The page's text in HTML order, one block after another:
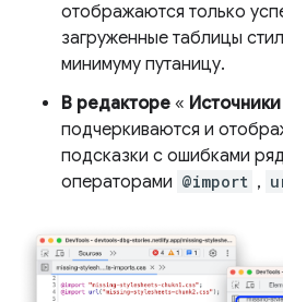
отображаются только
загруженные таблицы
минимуму путаницу.
В редакторе « Источники
подчеркиваются и
подсказки с ошибками
операторами @import ,